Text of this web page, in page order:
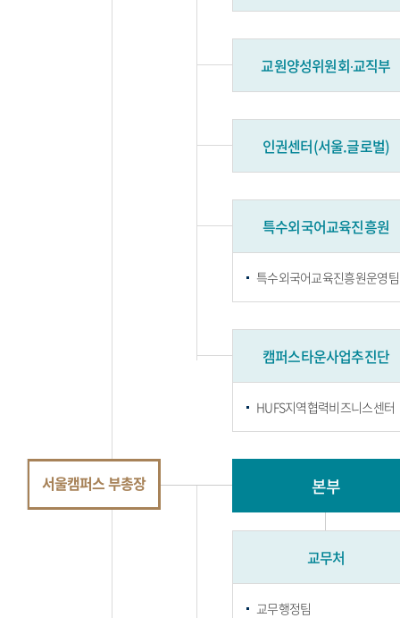
교원양성위원회∙교직부
인권센터(서울.글로벌)
특수외국어교육진흥원
특수외국어교육진흥원운영팀
캠퍼스타운사업추진단
HUFS지역협력비즈니스센터
서울캠퍼스 부총장 본부
교무처
교무행정팀